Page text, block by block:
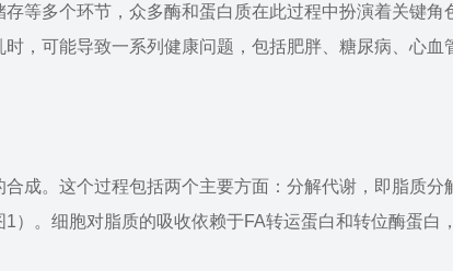
等多个环节，众多酶和蛋白质在此过程中扮演着关键角
，可能导致一系列健康问题，包括肥胖、糖尿病、心血
成。这个过程包括两个主要方面：分解代谢，即脂质分
）。细胞对脂质的吸收依赖于FA转运蛋白和转位酶蛋白